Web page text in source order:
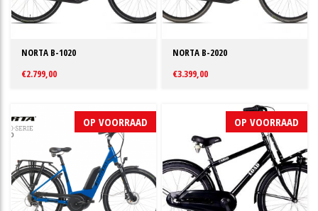
NORTA B-1020
€2.799,00
NORTA B-2020
€3.399,00
OP VOORRAAD OP VOORRAAD